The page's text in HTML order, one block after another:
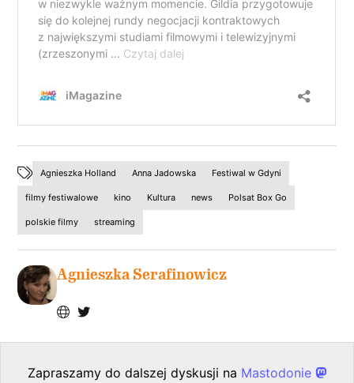
Agnieszka Holland Anna Jadowska Festiwal w Gdyni
filmy festiwalowe kino Kultura news Polsat Box Go
polskie filmy streaming
Agnieszka Serafinowicz
Zapraszamy do dalszej dyskusji na Mastodonie